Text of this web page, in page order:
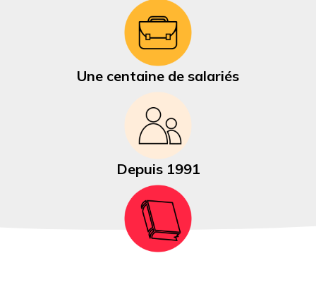
Une centaine de salariés
Depuis 1991